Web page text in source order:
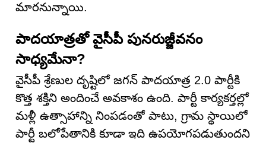
మారనున్నాయి.
పాదయాత్రతో వైసీపీ పునరుజ్జీవనం
సాధ్యమేనా?
వైసీపీ శ్రేణుల దృష్టిలో జగన్ పాదయాత్ర 2.0 పార్టీకి
కొత్త శక్తిని అందించే అవకాశం ఉంది. పార్టీ కార్యకర్తల్లో
మళ్లీ ఉత్సాహాన్ని నింపడంతో పాటు, గ్రామ స్థాయిలో
పార్టీ బలోపేతానికి కూడా ఇది ఉపయోగపడుతుందని